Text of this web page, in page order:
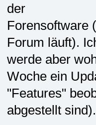
der
Forensoftware
Forum läuft).
werde aber
Woche ein
"Features"
abgestellt sind).